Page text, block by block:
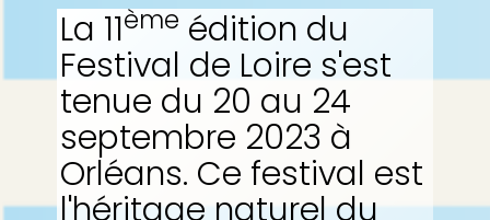
La 11ème édition du
Festival de Loire s'est
tenue du 20 au 24
septembre 2023 à
Orléans. Ce festival est
l'héritage naturel du